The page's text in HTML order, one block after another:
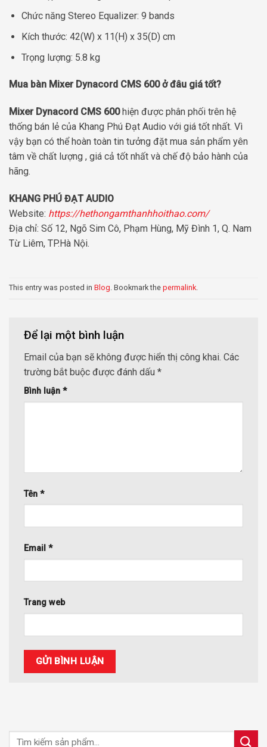
Chức năng Stereo Equalizer: 9 bands
Kích thước: 42(W) x 11(H) x 35(D) cm
Trọng lượng: 5.8 kg
Mua bàn Mixer Dynacord CMS 600 ở đâu giá tốt?
Mixer Dynacord CMS 600hiện được phân phối trên hệ
thống bán lẻ của Khang Phú Đạt Audio với giá tốt nhất. Vì
vậy bạn có thể hoàn toàn tin tưởng đặt mua sản phẩm yên
tâm về chất lượng , giá cả tốt nhất và chế độ bảo hành của
hãng.
KHANG PHÚ ĐẠT AUDIO
Website: https://hethongamthanhhoithao.com/
Địa chỉ: Số 12, Ngõ Sim Cô, Phạm Hùng, Mỹ Đình 1, Q. Nam
Từ Liêm, TP.Hà Nội.
This entry was posted in Blog. Bookmark the permalink.
Để lại một bình luận
Email của bạn sẽ không được hiển thị công khai. Các
trường bắt buộc được đánh dấu *
Bình luận *
Tên *
Email *
Trang web